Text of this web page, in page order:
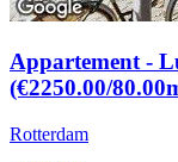
Appartement -
(€2250.00/
Rotterdam